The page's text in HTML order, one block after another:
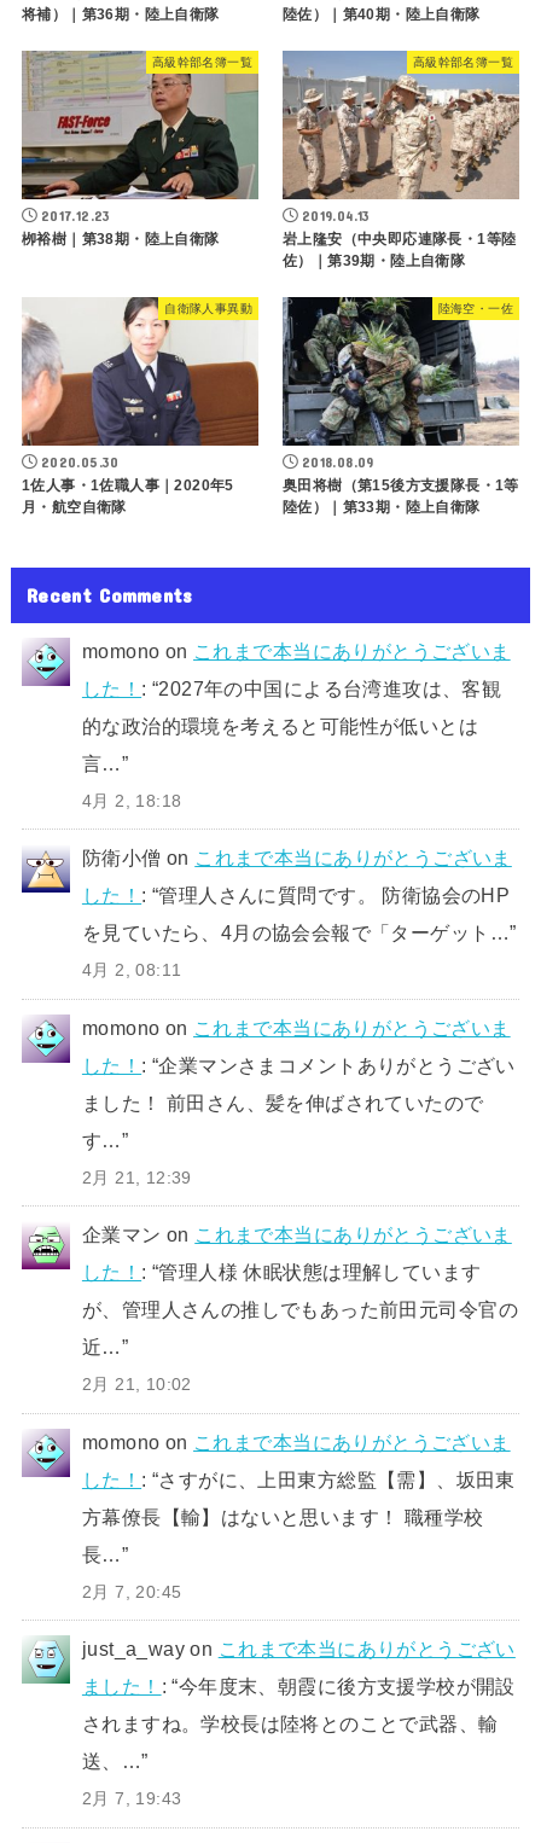
将補）｜第36期・陸上自衛隊
陸佐）｜第40期・陸上自衛隊
高級幹部名簿一覧
2017.12.23
栁裕樹｜第38期・陸上自衛隊
高級幹部名簿一覧
2019.04.13
岩上隆安（中央即応連隊長・1等陸
佐）｜第39期・陸上自衛隊
自衛隊人事異動
2020.05.30
1佐人事・1佐職人事｜2020年5
月・航空自衛隊
陸海空・一佐
2018.08.09
奥田将樹（第15後方支援隊長・1等
陸佐）｜第33期・陸上自衛隊
Recent Comments
momono on これまで本当にありがとうございま
した！ : “2027年の中国による台湾進攻は、客観
的な政治的環境を考えると可能性が低いとは
言…”
4月 2, 18:18
防衛小僧 on これまで本当にありがとうございま
した！ : “管理人さんに質問です。 防衛協会のHP
を見ていたら、4月の協会会報で「ターゲット…”
4月 2, 08:11
momono on これまで本当にありがとうございま
した！ : “企業マンさまコメントありがとうござい
ました！ 前田さん、髪を伸ばされていたので
す…”
2月 21, 12:39
企業マン on これまで本当にありがとうございま
した！ : “管理人様 休眠状態は理解しています
が、管理人さんの推しでもあった前田元司令官の
近…”
2月 21, 10:02
momono on これまで本当にありがとうございま
した！ : “さすがに、上田東方総監【需】、坂田東
方幕僚長【輸】はないと思います！ 職種学校
長…”
2月 7, 20:45
just_a_way on これまで本当にありがとうござい
ました！ : “今年度末、朝霞に後方支援学校が開設
されますね。学校長は陸将とのことで武器、輸
送、…”
2月 7, 19:43